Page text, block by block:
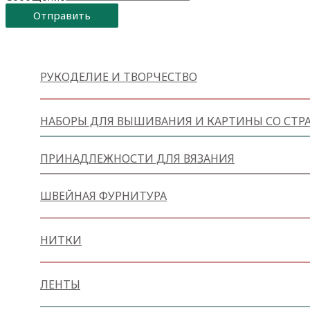
Отправить
РУКОДЕЛИЕ И ТВОРЧЕСТВО
НАБОРЫ ДЛЯ ВЫШИВАНИЯ И КАРТИНЫ СО
ПРИНАДЛЕЖНОСТИ ДЛЯ ВЯЗАНИЯ
ШВЕЙНАЯ ФУРНИТУРА
НИТКИ
ЛЕНТЫ